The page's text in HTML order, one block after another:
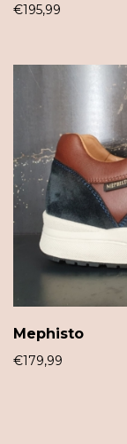
€195,99
Mephisto
€179,99